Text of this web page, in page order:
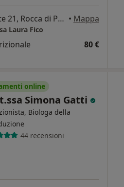
Corso della Costituente 21, Rocca di Papa • Mappa
Laura Fico
80 €
online
Simona Gatti
Biologa della
44 recensioni